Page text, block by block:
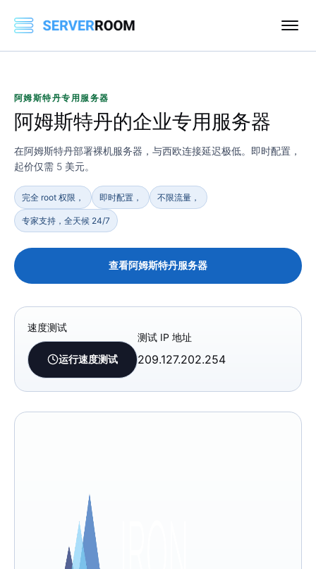
阿姆斯特丹专用服务器
阿姆斯特丹的企业专用服务器
在阿姆斯特丹部署裸机服务器，与西欧连接延迟极低。即时配置，
起价仅需 5 美元。
完全 root 权限， 即时配置， 不限流量，
专家支持，全天候 24/7
查看阿姆斯特丹服务器
速度测试
运行速度测试
测试 IP 地址
209.127.202.254